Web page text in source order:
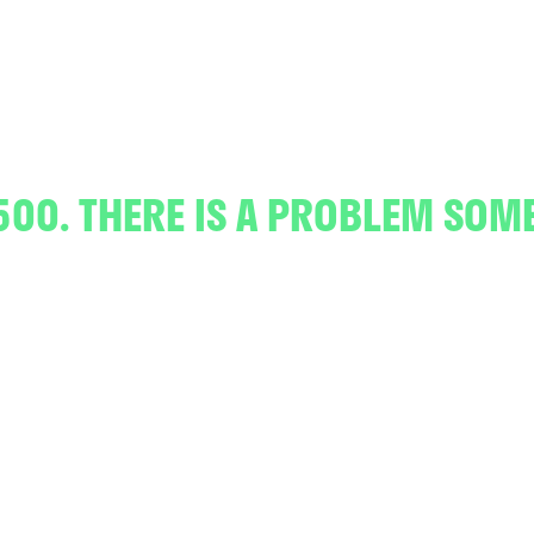
THERE IS A PROBLEM